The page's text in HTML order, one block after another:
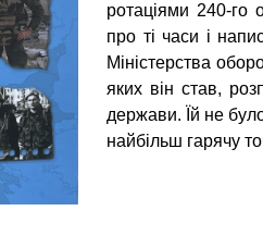
ротаціями 240-го
про ті часи і
Міністерства
яких він став,
держави. Їй не
найбільш гарячу